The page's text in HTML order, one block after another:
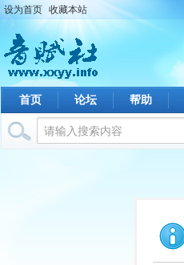
设为首页 收藏本站
首页 论坛 帮助